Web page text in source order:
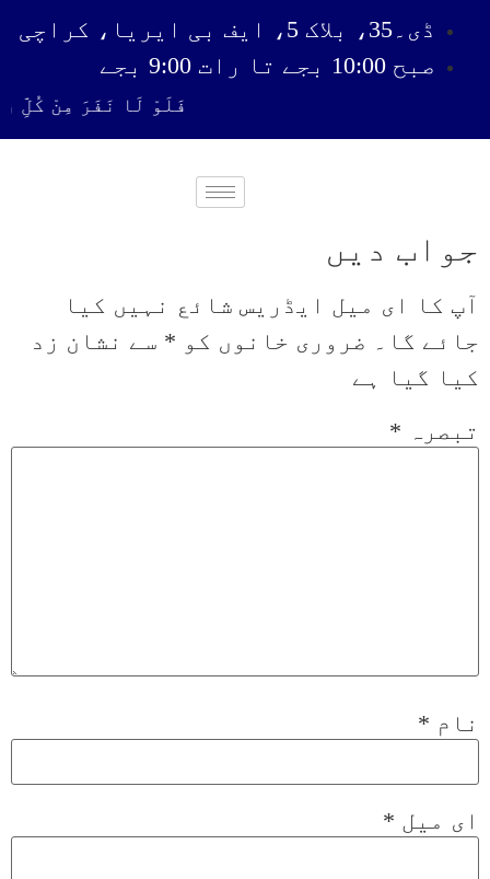
ڈی۔35، بلاک 5، ایف بی ایریا، کراچی
صبح 10:00 بجے تا رات 9:00 بجے
فَلَوْ لَا نَفَرَ مِنْ كُلِّ
جواب دیں
آپ کا ای میل ایڈریس شائع نہیں کیا
جائے گا۔ ضروری خانوں کو * سے نشان زد
کیا گیا ہے
تبصرہ *
نام *
ای میل *